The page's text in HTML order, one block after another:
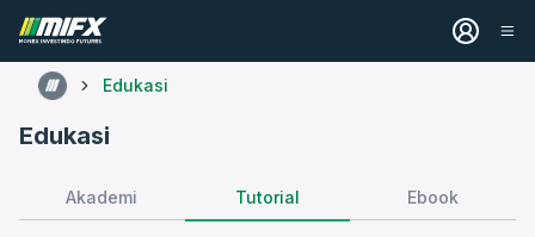
Edukasi
Edukasi
Akademi Tutorial Ebook